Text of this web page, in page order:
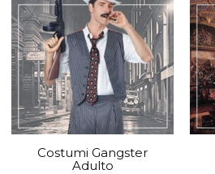
Costumi Gangster
Adulto